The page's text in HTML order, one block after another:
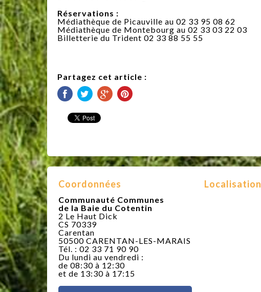
Réservations :
Médiathèque de Picauville au 02 33 95 08 62
Médiathèque de Montebourg au 02 33 03 22 03
Billetterie du Trident 02 33 88 55 55
Partagez cet article :
Coordonnées
Communauté Communes
de la Baie du Cotentin
2 Le Haut Dick
CS 70339
Carentan
50500 CARENTAN-LES-MARAIS
Tél. : 02 33 71 90 90
Du lundi au vendredi :
de 08:30 à 12:30
et de 13:30 à 17:15
Localisation